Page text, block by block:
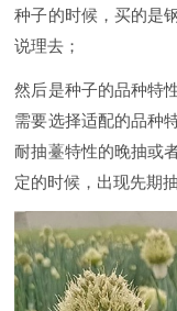
种子的时候，买的是
说理去；
然后是种子的品种特
需要选择适配的品种
耐抽薹特性的晚抽或
定的时候，出现先期